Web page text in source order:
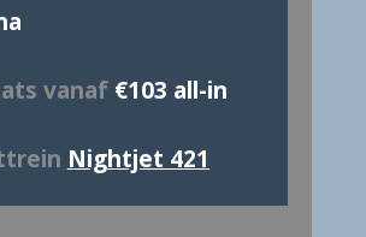
vanaf€103 all-in
Nightjet 421